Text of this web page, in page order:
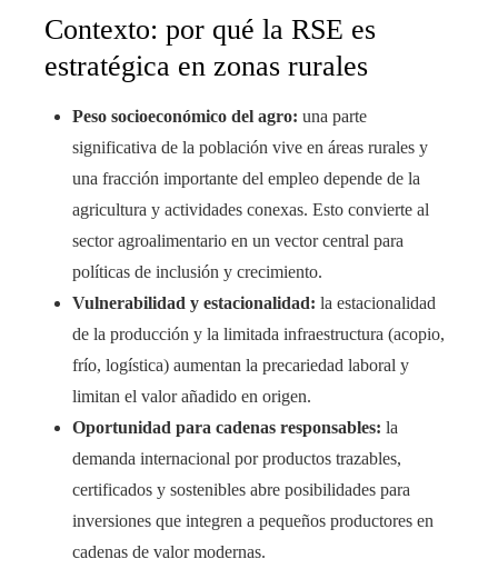
Contexto: por qué la RSE es
estratégica en zonas rurales
Peso socioeconómico del agro: una parte
significativa de la población vive en áreas rurales y
una fracción importante del empleo depende de la
agricultura y actividades conexas. Esto convierte al
sector agroalimentario en un vector central para
políticas de inclusión y crecimiento.
Vulnerabilidad y estacionalidad: la estacionalidad
de la producción y la limitada infraestructura (acopio,
frío, logística) aumentan la precariedad laboral y
limitan el valor añadido en origen.
Oportunidad para cadenas responsables: la
demanda internacional por productos trazables,
certificados y sostenibles abre posibilidades para
inversiones que integren a pequeños productores en
cadenas de valor modernas.